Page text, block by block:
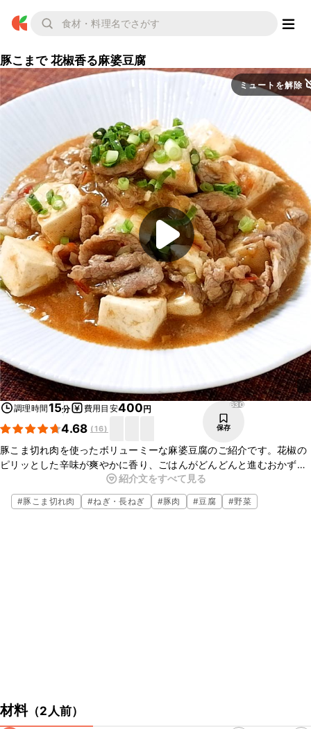
豚こまで 花椒香る麻婆豆腐
ミュートを解除
調理時間15分 費用目安400円
4.68 (16)
630
保存
豚こま切れ肉を使ったボリューミーな麻婆豆腐のご紹介です。花椒の
ピリッとした辛味が爽やかに香り、ごはんがどんどんと進むおかずで
す。しっかりとボリュームもあり、食べ応えもありますよ。ぜひお試
しくださいね。
紹介文をすべて見る
#豚こま切れ肉 #ねぎ・長ねぎ #豚肉 #豆腐 #野菜
材料（2人前）